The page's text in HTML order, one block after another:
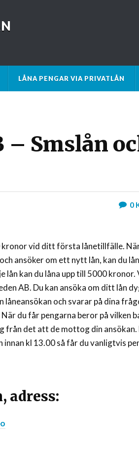
LÅNA PENGAR VIA PRIVATLÅN
– Smslån
0
vid ditt första lånetillfälle.
ansöker om ett nytt lån, kan du
kan du låna upp till 5000 kronor.
AB. Du kan ansöka om ditt lån
låneansökan och svarar på dina
du får pengarna beror på vilken
från det att de mottog din
kl 13.00 så får du vanligtvis
adress: